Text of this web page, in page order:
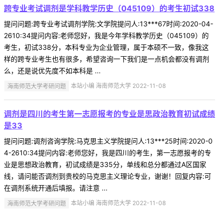
跨专业考试调剂是学科教学历史（045109）的考生初试338
提问问题:跨专业考试调剂学院:文学院提问人:13***67时间:2020-04-
2610:34提问内容:老师您好，我是今年学科教学历史（045109）的
考生，初试338分，本科专业为企业管理，属于本硕不一致，像我这
样的跨专业考生也有很多，希望咨询一下我们是一点机会都没有调剂
么，还是说优先度不如本科是 ...
海南师范大学考研问题 本站小编 海南师范大学 2022-11-08
调剂是四川的考生第一志愿报考的专业是思政治教育初试成绩
是33
提问问题:调剂咨询学院:马克思主义学院提问人:13***25时间:2020-0
4-2610:34提问内容:老师您好，我是四川的考生，第一志愿报考的专
业是思想政治教育，初试成绩是335分，单线和总分都通过A区国家
线，请问能否调剂到贵校的马克思主义理论专业，谢谢！回复内容:可
在调剂系统开通后填报。请注意 ...
海南师范大学考研问题 本站小编 海南师范大学 2022-11-08